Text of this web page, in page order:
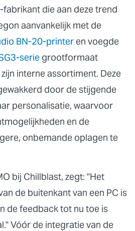
die aan deze trend
aanvankelijk met de
BN-20-printer en voegde
serie grootformaat
interne assortiment. Deze
door de stijgende
personalisatie, waarvoor
en de
onbemande oplagen te
bij Chillblast, zegt: "Het
de buitenkant van een PC is
de feedback tot nu toe is
Vóór de integratie van de